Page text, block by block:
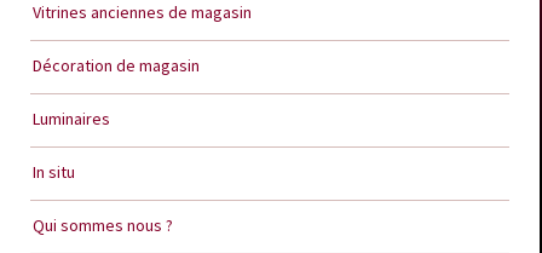
Vitrines anciennes de magasin
Décoration de magasin
Luminaires
In situ
Qui sommes nous ?